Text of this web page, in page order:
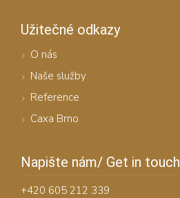
Užitečné odkazy
O nás
Naše služby
Reference
Caxa Brno
Napište nám/ Get in touch
+420 605 212 339